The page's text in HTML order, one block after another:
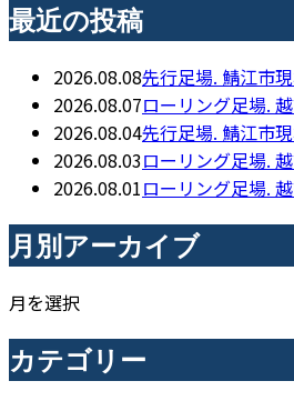
最近の投稿
2026.08.08先行足場. 鯖江市
2026.08.07ローリング足場.
2026.08.04先行足場. 鯖江市
2026.08.03ローリング足場.
2026.08.01ローリング足場.
月別アーカイブ
月を選択
カテゴリー